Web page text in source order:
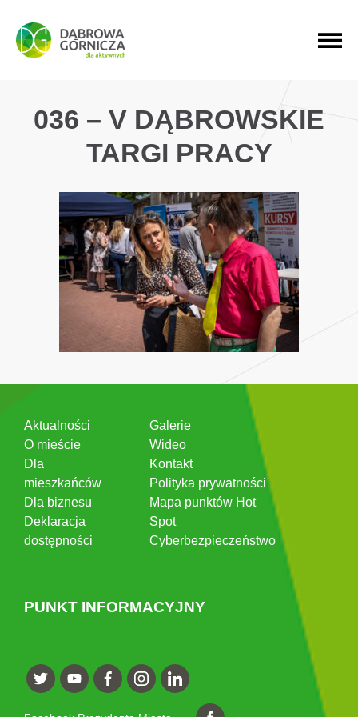
PRZEJDŹ DO MENU GŁÓWNEGO
PRZEJDŹ DO WYSZUKIWARKI
PRZEJDŹ DO TREŚCI
036 – V DĄBROWSKIE
TARGI PRACY
Aktualności
O mieście
Dla
mieszkańców
Dla biznesu
Deklaracja
dostępności
Galerie
Wideo
Kontakt
Polityka prywatności
Mapa punktów Hot
Spot
Cyberbezpieczeństwo
PUNKT INFORMACYJNY